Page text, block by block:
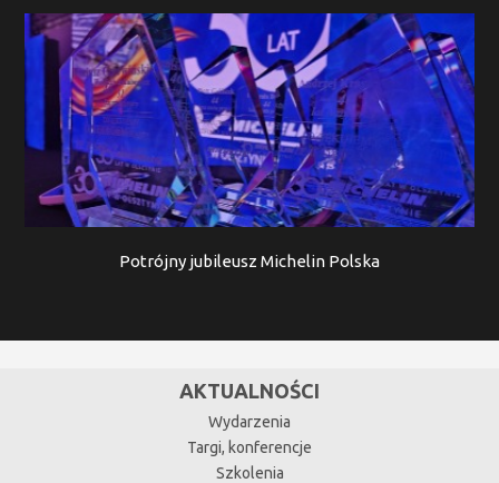
Potrójny jubileusz Michelin Polska
AKTUALNOŚCI
Wydarzenia
Targi, konferencje
Szkolenia